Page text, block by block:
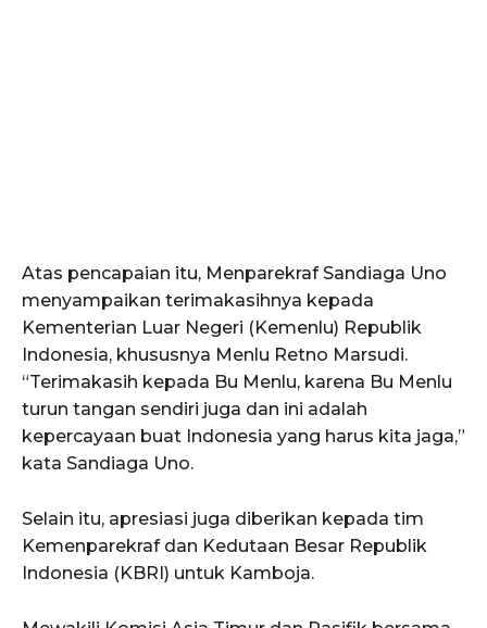
Atas pencapaian itu, Menparekraf Sandiaga Uno
menyampaikan terimakasihnya kepada
Kementerian Luar Negeri (Kemenlu) Republik
Indonesia, khususnya Menlu Retno Marsudi.
“Terimakasih kepada Bu Menlu, karena Bu Menlu
turun tangan sendiri juga dan ini adalah
kepercayaan buat Indonesia yang harus kita jaga,”
kata Sandiaga Uno.
Selain itu, apresiasi juga diberikan kepada tim
Kemenparekraf dan Kedutaan Besar Republik
Indonesia (KBRI) untuk Kamboja.